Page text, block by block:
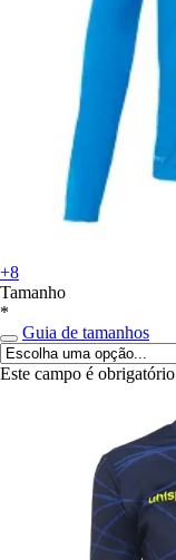
+8
Tamanho
*
Guia de tamanhos
Este campo é obrigatório